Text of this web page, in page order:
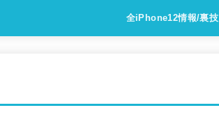
全iPhone12情報/裏技